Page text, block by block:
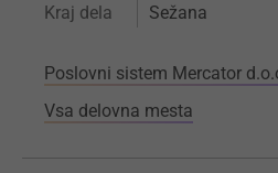
Kraj dela Sežana
Poslovni sistem Mercator
Vsa delovna mesta